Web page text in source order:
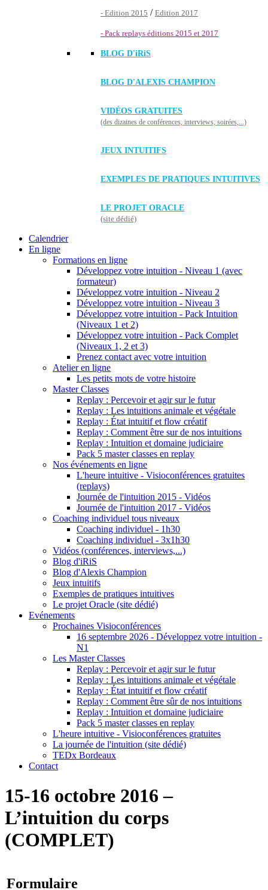
- Edition 2015 / Edition 2017
- Pack replays éditions 2015 et 2017
BLOG D'iRiS
BLOG D'ALEXIS CHAMPION
VIDÉOS GRATUITES
(des dizaines de conférences, interviews, soirées,...)
JEUX INTUITIFS
EXEMPLES DE PRATIQUES INTUITIVES
LE PROJET ORACLE
(site dédié)
Calendrier
En ligne
Formations en ligne
Développez votre intuition - Niveau 1 (avec
formateur)
Développez votre intuition - Niveau 2
Développez votre intuition - Niveau 3
Développez votre intuition - Pack Intuition
(Niveaux 1 et 2)
Développez votre intuition - Pack Complet
(Niveaux 1, 2 et 3)
Prenez contact avec votre intuition
Atelier en ligne
Les petits mots de votre histoire
Master Classes
Replay : Percevoir et agir sur le futur
Replay : Les intuitions animale et végétale
Replay : État intuitif et flow créatif
Replay : Comment être sur de nos intuitions
Replay : Intuition et domaine judiciaire
Pack 5 master classes en replay
Nos événements en ligne
L'heure intuitive - Visioconférences gratuites
(replays)
Journée de l'intuition 2015 - Vidéos
Journée de l'intuition 2017 - Vidéos
Coaching individuel tous niveaux
Coaching individuel - 1h30
Coaching individuel - 3x1h30
Vidéos (conférences, interviews,...)
Blog d'iRiS
Blog d'Alexis Champion
Jeux intuitifs
Exemples de pratiques intuitives
Le projet Oracle (site dédié)
Evénements
Prochaines Visioconférences
16 septembre 2026 - Développez votre intuition -
N1
Les Master Classes
Replay : Percevoir et agir sur le futur
Replay : Les intuitions animale et végétale
Replay : État intuitif et flow créatif
Replay : Comment être sûr de nos intuitions
Replay : Intuition et domaine judiciaire
Pack 5 master classes en replay
L'heure intuitive - Visioconférences gratuites
La journée de l'intuition (site dédié)
TEDx Bordeaux
Contact
15-16 octobre 2016 –
L’intuition du corps
(COMPLET)
Formulaire